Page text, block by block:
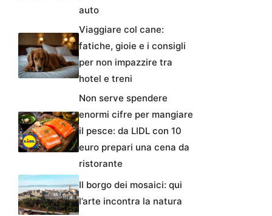
auto
Viaggiare col cane:
fatiche, gioie e i consigli
per non impazzire tra
hotel e treni
Non serve spendere
enormi cifre per mangiare
il pesce: da LIDL con 10
euro prepari una cena da
ristorante
Il borgo dei mosaici: qui
l’arte incontra la natura